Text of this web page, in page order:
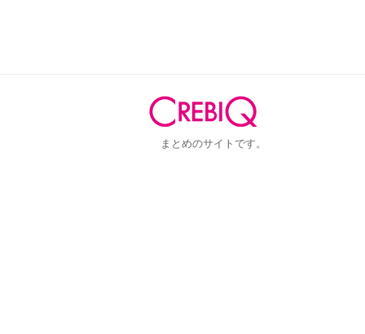
まとめのサイトです。